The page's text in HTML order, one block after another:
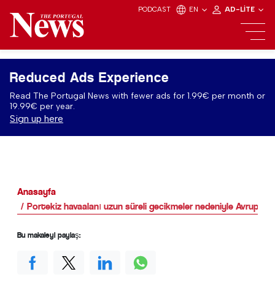
PODCAST EN AD-LITE
Reduced Ads Experience
Read The Portugal News with fewer ads for 1.99€ per month or
19.99€ per year.
Sign up here
Anasayfa
Portekiz havaalanı uzun süreli gecikmeler nedeniyle Avrupa
Bu makaleyi paylaş: